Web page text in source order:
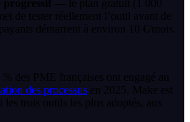
progressif — le plan gratuit (1 000
de tester réellement l’outil avant de
démarrent à environ 10 €/mois.
des PME françaises ont engagé au
des processus en 2025. Make est
les trois outils les plus adoptés, aux